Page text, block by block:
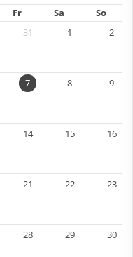
Fr Sa
So
31 1 2
7 8 9
14 15 16
21 22 23
28 29 30